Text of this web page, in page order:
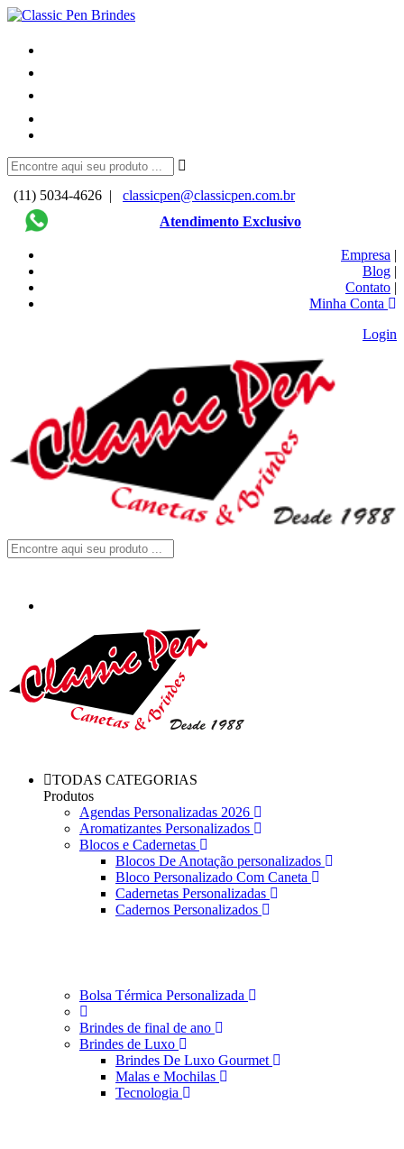
(11) 5034-4626 |
classicpen@classicpen.com.br
Atendimento Exclusivo
Empresa |
Blog |
Contato |
Minha Conta
Login
TODAS CATEGORIAS
Produtos
Agendas Personalizadas 2026
Aromatizantes Personalizados
Blocos e Cadernetas
Blocos De Anotação personalizados
Bloco Personalizado Com Caneta
Cadernetas Personalizadas
Cadernos Personalizados
Bolsa Térmica Personalizada
Brindes de final de ano
Brindes de Luxo
Brindes De Luxo Gourmet
Malas e Mochilas
Tecnologia